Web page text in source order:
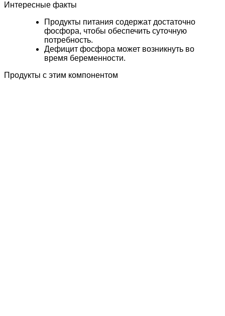
Интересные факты
Продукты питания содержат достаточно
фосфора, чтобы обеспечить суточную
потребность.
Дефицит фосфора может возникнуть во
время беременности.
Продукты с этим компонентом